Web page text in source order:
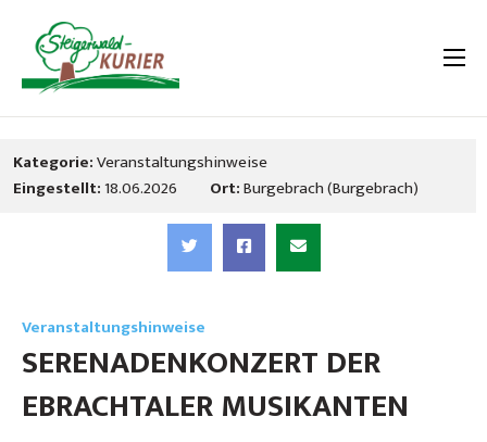
Kategorie:Veranstaltungshinweise
Eingestellt:18.06.2026 Ort:Burgebrach (Burgebrach)
Veranstaltungshinweise
SERENADENKONZERT DER
EBRACHTALER MUSIKANTEN